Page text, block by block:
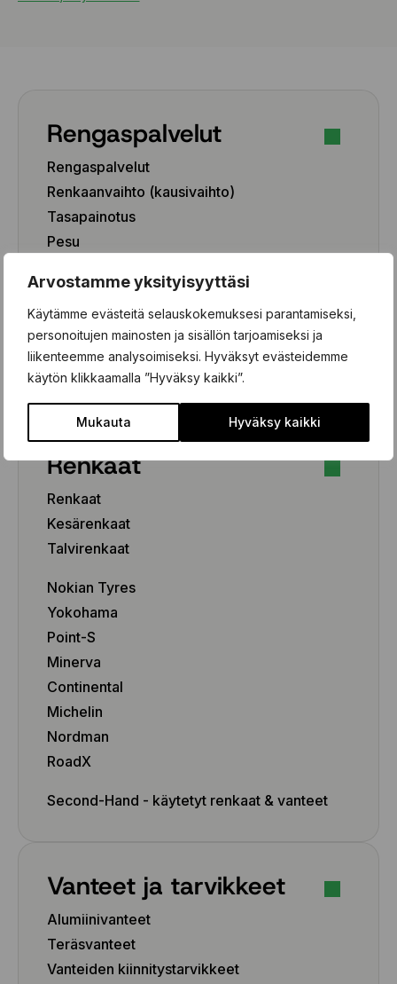
Arvostamme yksityisyyttäsi
Käytämme evästeitä selauskokemuksesi parantamiseksi,
personoitujen mainosten ja sisällön tarjoamiseksi ja
liikenteemme analysoimiseksi. Hyväksyt evästeidemme
käytön klikkaamalla ”Hyväksy kaikki”.
Mukauta Hyväksy kaikki
Rengaspalvelut
Rengaspalvelut
Renkaanvaihto (kausivaihto)
Tasapainotus
Pesu
Paikka-aineen poisto
Rengashotelli
Henkilöauto
Pakettiauto/SUV/EV
Renkaat
Renkaat
Kesärenkaat
Talvirenkaat
Nokian Tyres
Yokohama
Point-S
Minerva
Continental
Michelin
Nordman
RoadX
Second-Hand - käytetyt renkaat & vanteet
Vanteet ja tarvikkeet
Alumiinivanteet
Teräsvanteet
Vanteiden kiinnitystarvikkeet